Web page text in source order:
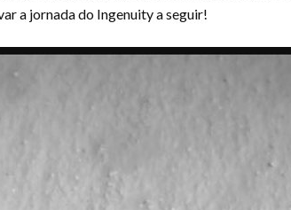
a jornada do Ingenuity a seguir!